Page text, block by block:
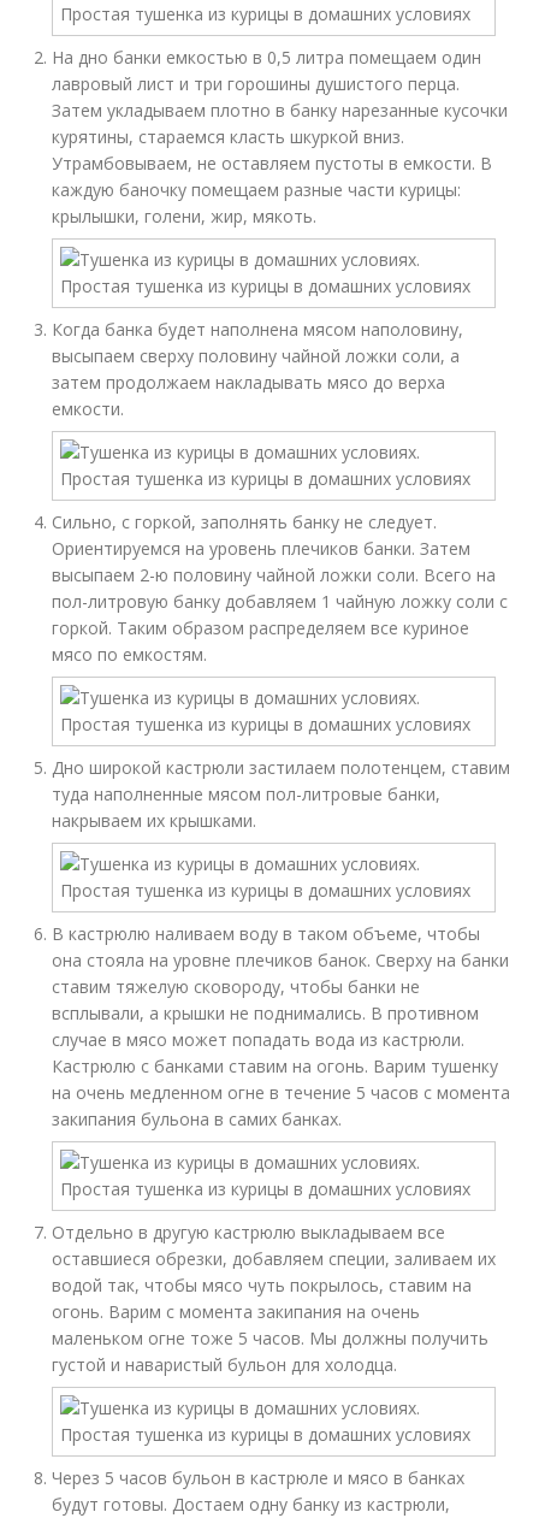
На дно банки емкостью в 0,5 литра помещаем один
лавровый лист и три горошины душистого перца.
Затем укладываем плотно в банку нарезанные кусочки
курятины, стараемся класть шкуркой вниз.
Утрамбовываем, не оставляем пустоты в емкости. В
каждую баночку помещаем разные части курицы:
крылышки, голени, жир, мякоть.
Когда банка будет наполнена мясом наполовину,
высыпаем сверху половину чайной ложки соли, а
затем продолжаем накладывать мясо до верха
емкости.
Сильно, с горкой, заполнять банку не следует.
Ориентируемся на уровень плечиков банки. Затем
высыпаем 2-ю половину чайной ложки соли. Всего на
пол-литровую банку добавляем 1 чайную ложку соли с
горкой. Таким образом распределяем все куриное
мясо по емкостям.
Дно широкой кастрюли застилаем полотенцем, ставим
туда наполненные мясом пол-литровые банки,
накрываем их крышками.
В кастрюлю наливаем воду в таком объеме, чтобы
она стояла на уровне плечиков банок. Сверху на банки
ставим тяжелую сковороду, чтобы банки не
всплывали, а крышки не поднимались. В противном
случае в мясо может попадать вода из кастрюли.
Кастрюлю с банками ставим на огонь. Варим тушенку
на очень медленном огне в течение 5 часов с момента
закипания бульона в самих банках.
Отдельно в другую кастрюлю выкладываем все
оставшиеся обрезки, добавляем специи, заливаем их
водой так, чтобы мясо чуть покрылось, ставим на
огонь. Варим с момента закипания на очень
маленьком огне тоже 5 часов. Мы должны получить
густой и наваристый бульон для холодца.
Через 5 часов бульон в кастрюле и мясо в банках
будут готовы. Достаем одну банку из кастрюли,